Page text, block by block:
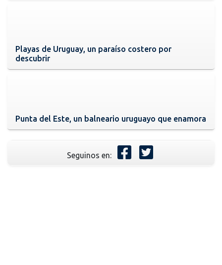
Playas de Uruguay, un paraíso costero por
descubrir
Punta del Este, un balneario uruguayo que enamora
Seguinos en: